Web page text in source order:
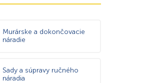
Murárske a dokončovacie
náradie
Sady a súpravy ručného
náradia